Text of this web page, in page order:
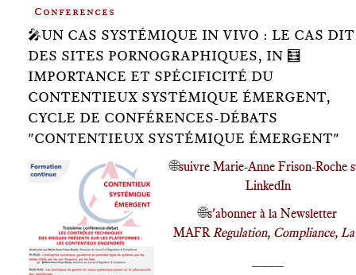
Conferences
🎤UN CAS SYSTÉMIQUE IN VIVO : LE CAS DIT
DES SITES PORNOGRAPHIQUES, IN 🧮
IMPORTANCE ET SPÉCIFICITÉ DU
CONTENTIEUX SYSTÉMIQUE ÉMERGENT,
CYCLE DE CONFÉRENCES-DÉBATS
"CONTENTIEUX SYSTÉMIQUE ÉMERGENT"
🌐suivre Marie-Anne Frison-Roche
LinkedIn
🌐s'abonner à la Newsletter
MAFRRegulation, Compliance,